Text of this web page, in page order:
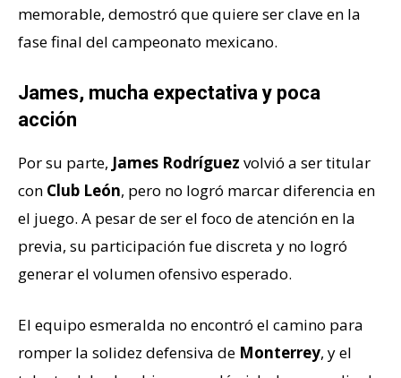
memorable, demostró que quiere ser clave en la
fase final del campeonato mexicano.
James, mucha expectativa y poca
acción
Por su parte, James Rodríguez volvió a ser titular
con Club León, pero no logró marcar diferencia en
el juego. A pesar de ser el foco de atención en la
previa, su participación fue discreta y no logró
generar el volumen ofensivo esperado.
El equipo esmeralda no encontró el camino para
romper la solidez defensiva de Monterrey, y el